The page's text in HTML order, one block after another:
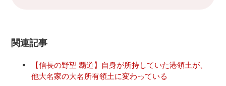
関連記事
【信長の野望 覇道】自身が所持していた港領土が、
他大名家の大名所有領土に変わっている